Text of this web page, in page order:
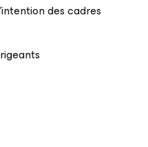
des cadres